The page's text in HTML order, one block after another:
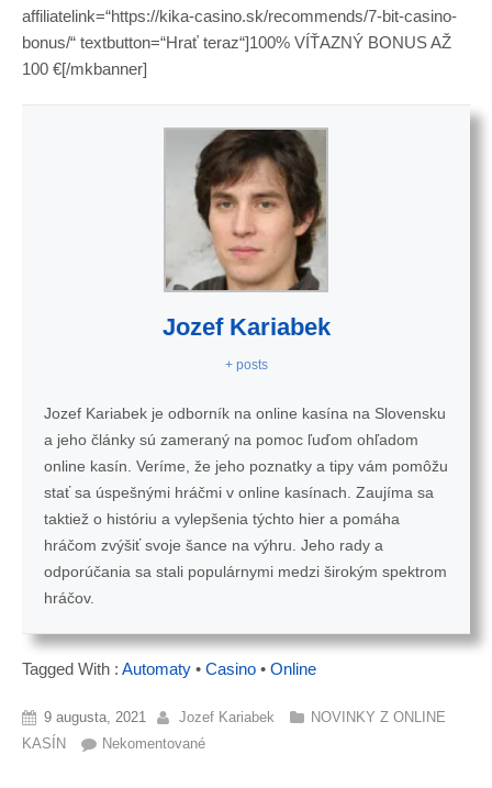
affiliatelink=“https://kika-casino.sk/recommends/7-bit-casino-
bonus/“ textbutton=“Hrať teraz“]100% VÍŤAZNÝ BONUS AŽ
100 €[/mkbanner]
Jozef Kariabek
+ posts
Jozef Kariabek je odborník na online kasína na Slovensku
a jeho články sú zameraný na pomoc ľuďom ohľadom
online kasín. Veríme, že jeho poznatky a tipy vám pomôžu
stať sa úspešnými hráčmi v online kasínach. Zaujíma sa
taktiež o históriu a vylepšenia týchto hier a pomáha
hráčom zvýšiť svoje šance na výhru. Jeho rady a
odporúčania sa stali populárnymi medzi širokým spektrom
hráčov.
Tagged With : Automaty • Casino • Online
9 augusta, 2021 Jozef Kariabek
NOVINKY Z ONLINE
KASÍN
Nekomentované